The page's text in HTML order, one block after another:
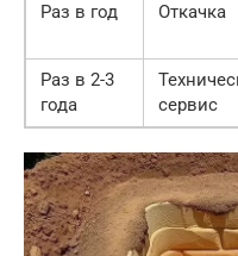
Раз в год Откачка
Раз в 2-3
года
сервис